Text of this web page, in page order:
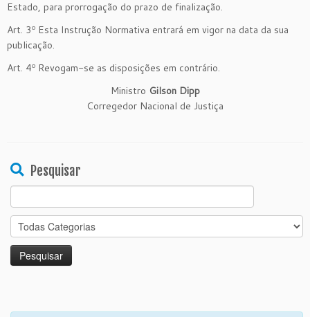
Estado, para prorrogação do prazo de finalização.
Art. 3º Esta Instrução Normativa entrará em vigor na data da sua
publicação.
Art. 4º Revogam-se as disposições em contrário.
Ministro Gilson Dipp
Corregedor Nacional de Justiça
Pesquisar
Search
for: